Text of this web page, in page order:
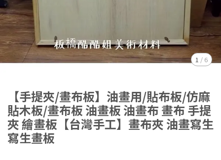
1 / 6
【手提夾/畫布板】油畫用/貼布板/仿麻
貼木板/畫布板 油畫板 油畫布 畫布 手提
夾 繪畫板【台灣手工】畫布夾 油畫寫生
寫生畫板